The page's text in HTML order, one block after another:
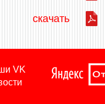
скачать
VK